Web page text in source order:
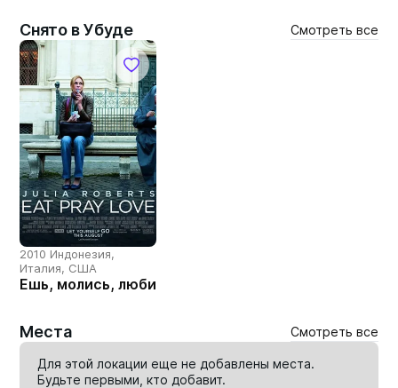
Снято в Убуде Смотреть все
2010 Индонезия,
Италия, США
Ешь, молись, люби
Места Смотреть все
Для этой локации еще не добавлены места.
Будьте первыми, кто добавит.